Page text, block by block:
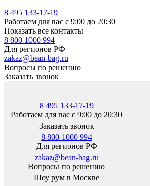
8 495 133-17-19
Работаем для вас с 9:00 до 20:30
Показать все контакты
8 800 1000 994
Для регионов РФ
zakaz@bean-bag.ru
Вопросы по решению
Заказать звонок
8 495 133-17-19
Работаем для вас с 9:00 до 20:30
Заказать звонок
8 800 1000 994
Для регионов РФ
zakaz@bean-bag.ru
Вопросы по решению
Шоу рум в Москве